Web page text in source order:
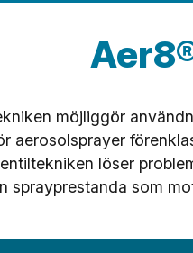
möjliggör
aerosolsprayer
löser
sprayprestanda som